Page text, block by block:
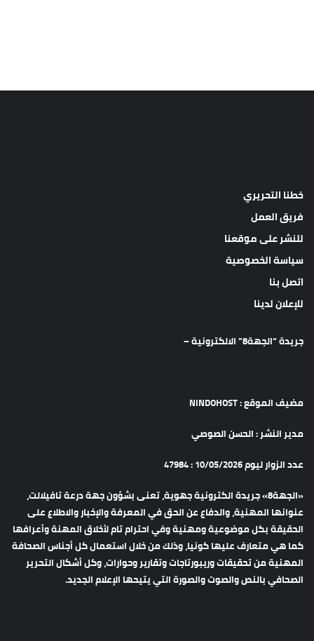
خطنا التحريري
فريق العمل
للنشر على موقعنا
سياسة الخصوصية
اتصل بنا
للإعلان لدينا
جريدة “الجهة8” الالكترونية –
مضيف الموقع : NINDOHOST
مدير النشر : الحسن الصوصي
عدد الزوار ليوم 10/05/2026 : 47984
«الجهة8» جريدة الكترونية جهوية، تعنى بشؤون جهة درعة تافيلالت،
عنوانها المهنية، والدفاع عن الحق في المعرفة والإخبار والاطلاع على
الحقيقة بكل موضوعية ومهنية وفي احترام تام لأخلاق المهنة وأعرافها
كما هي متعارف عليها كونيا، وذلك من خلال استعمال كل أجناس الصحافة
المهنية من تحقيقات وريبورتاجات وتقارير وحوارات، وكل أشكال التحرير
الصحافي بالنص والصوت والصورة التي يتيحها الإعلام الجديد.